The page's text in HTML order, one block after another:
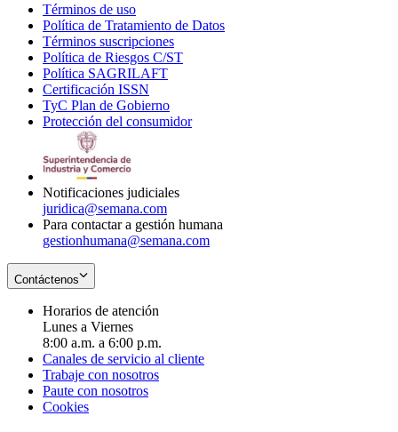
Términos de uso
in
new
window
Política de Tratamiento de Datos
Términos suscripciones
in
Política de Riesgos C/ST
Política SAGRILAFT
new
window
Certificación ISSN
in
new
TyC Plan de Gobierno
in
Protección del consumidorOpens
Notificaciones judiciales
juridica@semana.com
Para contactar a gestión humana
gestionhumana@semana.com
Contáctenos
Horarios de atención
Lunes a Viernes
8:00 a.m. a 6:00 p.m.
Canales de servicio al cliente
Trabaje con nosotros
Paute con nosotros
Cookies